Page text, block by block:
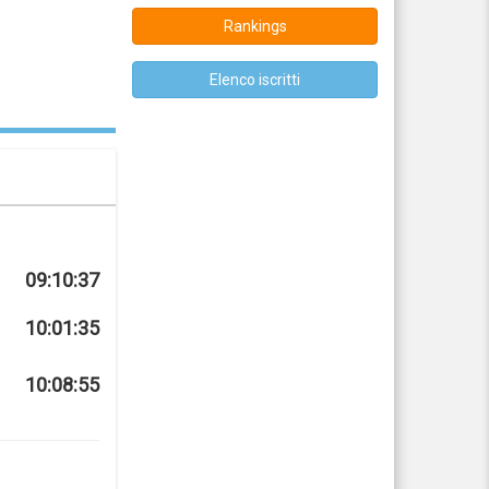
09:10:37
10:01:35
10:08:55
Rankings
Elenco iscritti